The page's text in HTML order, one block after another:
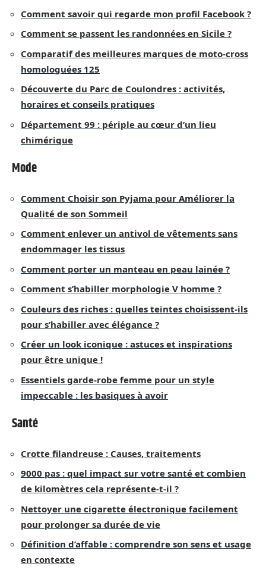
Comment savoir qui regarde mon profil Facebook ?
Comment se passent les randonnées en Sicile ?
Comparatif des meilleures marques de moto-cross
homologuées 125
Découverte du Parc de Coulondres : activités,
horaires et conseils pratiques
Département 99 : périple au cœur d’un lieu
chimérique
Mode
Comment Choisir son Pyjama pour Améliorer la
Qualité de son Sommeil
Comment enlever un antivol de vêtements sans
endommager les tissus
Comment porter un manteau en peau lainée ?
Comment s’habiller morphologie V homme ?
Couleurs des riches : quelles teintes choisissent-ils
pour s’habiller avec élégance ?
Créer un look iconique : astuces et inspirations
pour être unique !
Essentiels garde-robe femme pour un style
impeccable : les basiques à avoir
Santé
Crotte filandreuse : Causes, traitements
9000 pas : quel impact sur votre santé et combien
de kilomètres cela représente-t-il ?
Nettoyer une cigarette électronique facilement
pour prolonger sa durée de vie
Définition d’affable : comprendre son sens et usage
en contexte